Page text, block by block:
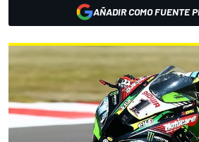
AÑADIR COMO FUENTE